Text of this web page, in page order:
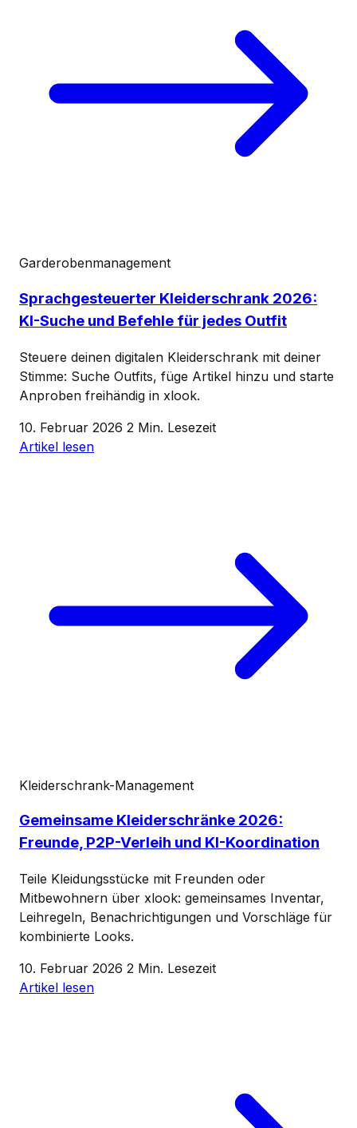
Garderobenmanagement
Sprachgesteuerter Kleiderschrank 2026:
KI-Suche und Befehle für jedes Outfit
Steuere deinen digitalen Kleiderschrank mit deiner
Stimme: Suche Outfits, füge Artikel hinzu und starte
Anproben freihändig in xlook.
10. Februar 2026 2 Min. Lesezeit
Artikel lesen
Kleiderschrank-Management
Gemeinsame Kleiderschränke 2026:
Freunde, P2P-Verleih und KI-Koordination
Teile Kleidungsstücke mit Freunden oder
Mitbewohnern über xlook: gemeinsames Inventar,
Leihregeln, Benachrichtigungen und Vorschläge für
kombinierte Looks.
10. Februar 2026 2 Min. Lesezeit
Artikel lesen